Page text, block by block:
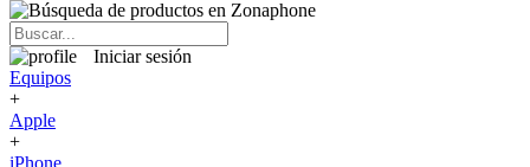
Iniciar sesión
Equipos
+
Apple
+
iPhone